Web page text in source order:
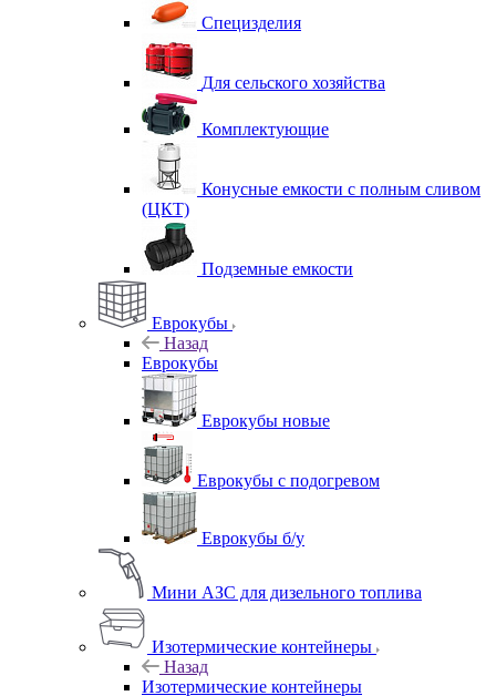
Специзделия
Для сельского хозяйства
Комплектующие
Конусные емкости с полным сливом
(ЦКТ)
Подземные емкости
Еврокубы
Назад
Еврокубы
Еврокубы новые
Еврокубы с подогревом
Еврокубы б/у
Мини АЗС для дизельного топлива
Изотермические контейнеры
Назад
Изотермические контейнеры